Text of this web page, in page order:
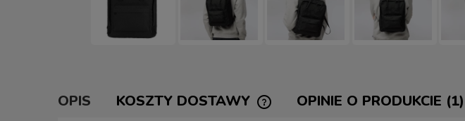
OPIS KOSZTY DOSTAWY OPINIE O PRODUKCIE (1)